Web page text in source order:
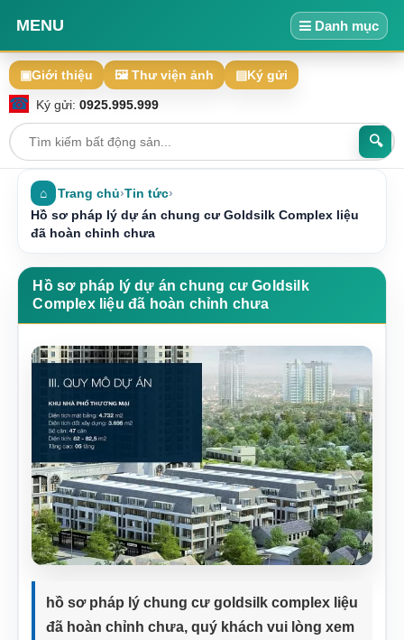
MENU Danh mục
▣Giới thiệu 🖼 Thư viện ảnh ▤Ký gửi
☎ Ký gửi: 0925.995.999
🔍
⌂ Trang chủ›Tin tức›
Hồ sơ pháp lý dự án chung cư Goldsilk Complex liệu
đã hoàn chỉnh chưa
Hồ sơ pháp lý dự án chung cư Goldsilk
Complex liệu đã hoàn chỉnh chưa
hồ sơ pháp lý chung cư goldsilk complex liệu
đã hoàn chỉnh chưa, quý khách vui lòng xem